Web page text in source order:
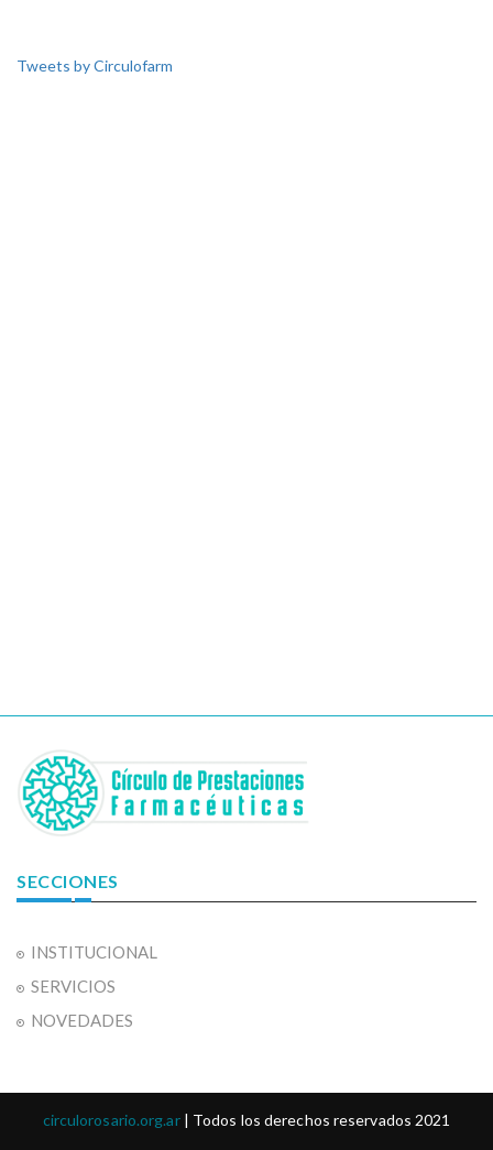
Tweets by Circulofarm
SECCIONES
INSTITUCIONAL
SERVICIOS
NOVEDADES
circulorosario.org.ar| Todos los derechos reservados 2021